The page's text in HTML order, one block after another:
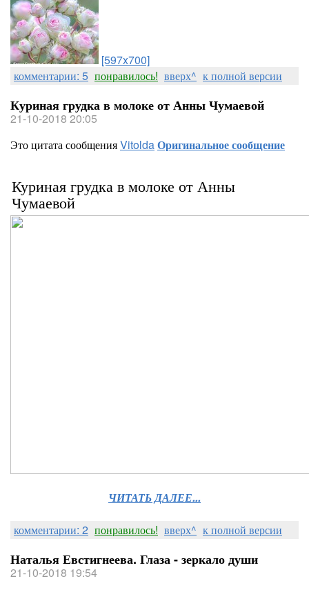
[597x700]
комментарии: 5 понравилось! вверх^ к полной версии
Куриная грудка в молоке от Анны Чумаевой
21-10-2018 20:05
Это цитата сообщенияVitoldaОригинальное сообщение
Куриная грудка в молоке от Анны
Чумаевой
ЧИТАТЬ ДАЛЕЕ...
комментарии: 2 понравилось! вверх^ к полной версии
Наталья Евстигнеева. Глаза - зеркало души
21-10-2018 19:54